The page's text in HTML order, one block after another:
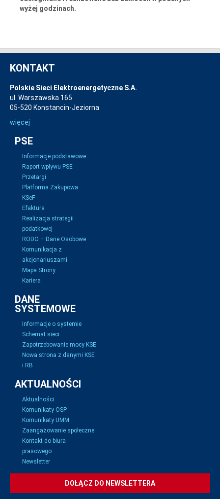
wyżej godzinach.
KONTAKT
Polskie Sieci Elektroenergetyczne S.A.
ul. Warszawska 165
05-520 Konstancin-Jeziorna
więcej
PSE
Informacje podstawowe
Raport wpływu PSE
Przetargi
Platforma Zakupowa
KSeF
Efaktura
Realizacja strategii
podatkowej
RODO – Dane Osobowe
Komunikacja z
akcjonariuszami
Mapa Strony
Kariera
DANE
SYSTEMOWE
Informacje o systemie
Schemat sieci
Zapotrzebowanie mocy KSE
Nowa strona z danymi KSE
i RB
AKTUALNOŚCI
Aktualności
Komunikaty OSP
Komunikaty UMM
Zaangażowanie społeczne
Kontakt do biura
prasowego
Newsletter
DOŁĄCZ DO NEWSLETTERA